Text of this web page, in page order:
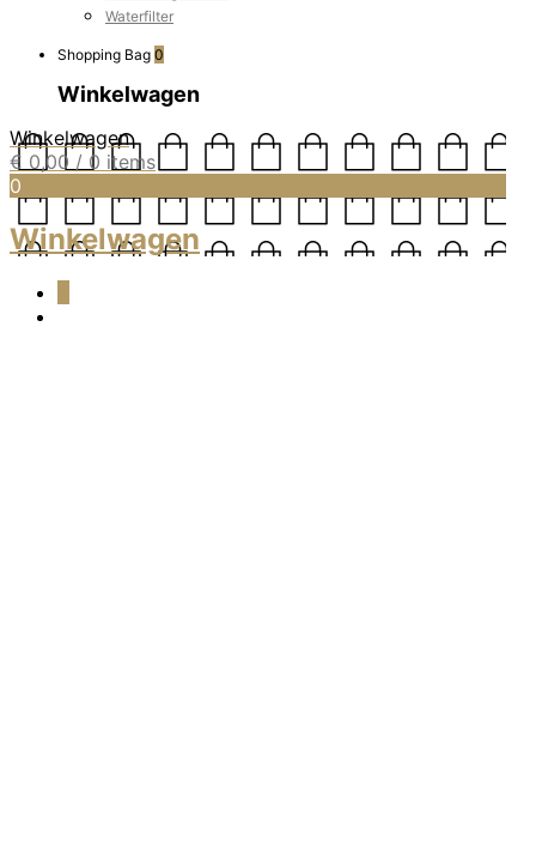
Waterfilter
Shopping Bag 0
Winkelwagen
Winkelwagen
€ 0,00 / 0 items
0
Winkelwagen